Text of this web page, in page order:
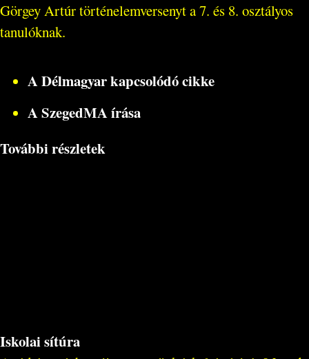
Görgey Artúr történelemversenyt a 7. és 8. osztályos
tanulóknak.
A Délmagyar kapcsolódó cikke
A SzegedMA írása
További részletek
Iskolai sítúra